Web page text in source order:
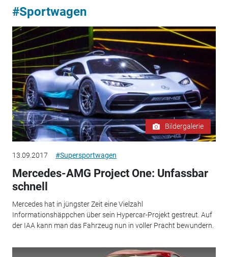
#Sportwagen
Bildergalerie
13.09.2017 #Supersportwagen
Mercedes-AMG Project One: Unfassbar
schnell
Mercedes hat in jüngster Zeit eine Vielzahl
Informationshäppchen über sein Hypercar-Projekt gestreut. Auf
der IAA kann man das Fahrzeug nun in voller Pracht bewundern.